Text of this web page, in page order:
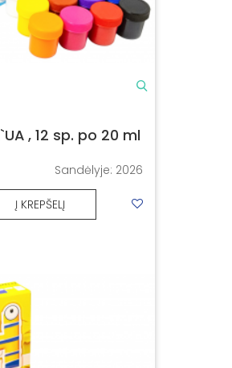
, 12 sp. po 20 ml
Sandėlyje: 2026
Į KREPŠELĮ